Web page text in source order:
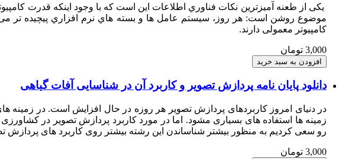
یکی از طعنه آمیزترین نکات فناوري اطلاعات این است که با وجود اینکه قدرت
موضوع روشن است: هر روز، سیستم عامل ها و بسته هاي نرم افزاري پیچیده تر می
کامپیوتر معمولی دارند.
3,000 تومان
دانلود پایان نامه پردازش تصویر و کاربرد آن در شناسایی آفات گیاهی
در دنیای امروز کاربردهای پردازش تصویر هر روزه در حال افزایش است. در زمینه
زمینه ها استفاده های بسیاری مشود. اما در مورد کاربرد پردازش تصویر در
رو سعی کردیم به منظور بیشتر شناساندن این رشته بیشتر روی کاربرد های پردازش
3,000 تومان